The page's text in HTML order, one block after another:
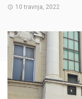
10 travnja, 2022